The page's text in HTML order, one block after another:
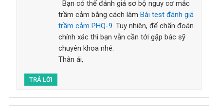
Bạn có thể đánh giá sơ bộ nguy cơ mắc
trầm cảm bằng cách làm Bài test đánh giá
trầm cảm PHQ-9. Tuy nhiên, để chẩn đoán
chính xác thì bạn vẫn cần tới gặp bác sỹ
chuyên khoa nhé.
Thân ái,
TRẢ LỜI